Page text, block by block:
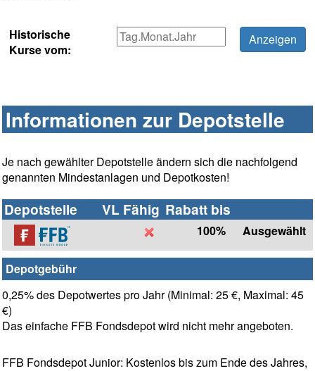
Historische
Kurse vom:
Informationen zur Depotstelle
Je nach gewählter Depotstelle ändern sich die nachfolgend
genannten Mindestanlagen und Depotkosten!
Depotstelle VL Fähig Rabatt bis
100% Ausgewählt
Depotgebühr
0,25% des Depotwertes pro Jahr (Minimal: 25 €, Maximal: 45
€)
Das einfache FFB Fondsdepot wird nicht mehr angeboten.
FFB Fondsdepot Junior: Kostenlos bis zum Ende des Jahres,